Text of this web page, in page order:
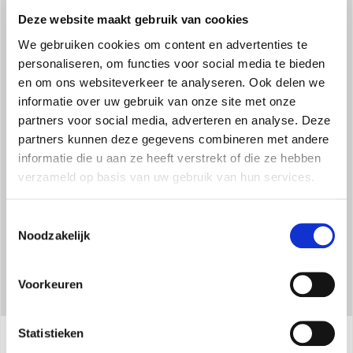
Deze website maakt gebruik van cookies
We gebruiken cookies om content en advertenties te
personaliseren, om functies voor social media te bieden
en om ons websiteverkeer te analyseren. Ook delen we
informatie over uw gebruik van onze site met onze
partners voor social media, adverteren en analyse. Deze
partners kunnen deze gegevens combineren met andere
informatie die u aan ze heeft verstrekt of die ze hebben
verzameld op basis van uw gebruik van hun services.
Noodzakelijk
Voorkeuren
Statistieken
DRAAIWIELEN
Hij kan gemakkelijk vervoerd en verplaatst worden in alle
richtingen, dankzij de 360 graden draaibaarheid.